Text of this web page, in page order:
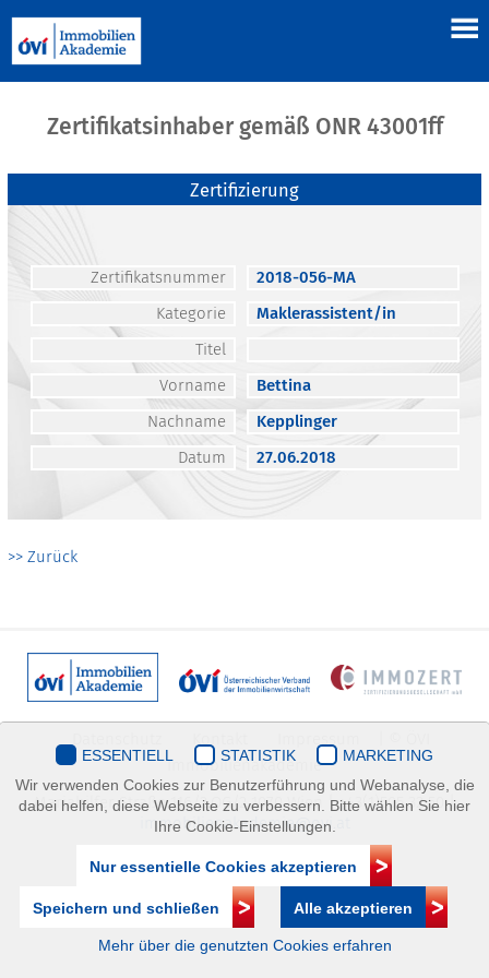
Zertifikatsinhaber gemäß ONR 43001ff
Zertifizierung
Zertifikatsnummer
2018-056-MA
Kategorie
Maklerassistent/in
Titel
Vorname
Bettina
Nachname
Kepplinger
Datum
27.06.2018
>> Zurück
Immobilienakademie
Mariahilfer Straße 116/2.OG/2 1070 Wien | +43(1)505 32 50 |
immobilienakademie@ovi.at
ESSENTIELL STATISTIK
MARKETING
Wir verwenden Cookies zur Benutzerführung und Webanalyse, die
dabei helfen, diese Webseite zu verbessern. Bitte wählen Sie hier
Ihre Cookie-Einstellungen.
Nur essentielle Cookies akzeptieren
Speichern und schließen Alle akzeptieren
Mehr über die genutzten Cookies erfahren